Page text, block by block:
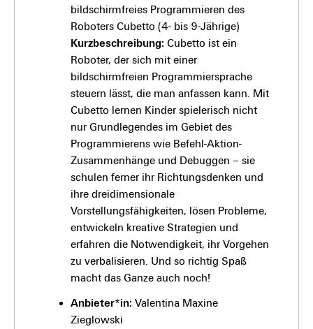
bildschirmfreies Programmieren des
Roboters Cubetto (4- bis 9-Jährige)
Kurzbeschreibung: Cubetto ist ein
Roboter, der sich mit einer
bildschirmfreien Programmiersprache
steuern lässt, die man anfassen kann. Mit
Cubetto lernen Kinder spielerisch nicht
nur Grundlegendes im Gebiet des
Programmierens wie Befehl-Aktion-
Zusammenhänge und Debuggen – sie
schulen ferner ihr Richtungsdenken und
ihre dreidimensionale
Vorstellungsfähigkeiten, lösen Probleme,
entwickeln kreative Strategien und
erfahren die Notwendigkeit, ihr Vorgehen
zu verbalisieren. Und so richtig Spaß
macht das Ganze auch noch!
Anbieter*in: Valentina Maxine
Zieglowski